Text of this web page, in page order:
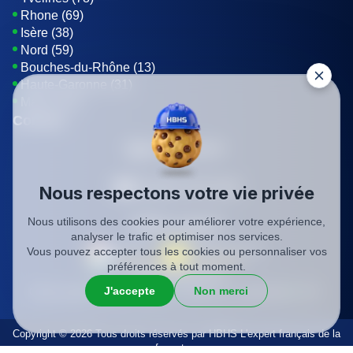
Rhone (69)
Isère (38)
Nord (59)
Bouches-du-Rhône (13)
Haute-Garonne (31)
Contact
01 85 42 08 07
Envoyer un E-mail
Être rappelé
SIREN: 819116823
Charte qualité Mentions légales Politique de confidentialité
Copyright © 2026 Tous droits réservés par HBHS L'expert français de la
fermeture
Nous respectons votre vie privée
Nous utilisons des cookies pour améliorer votre expérience,
analyser le trafic et optimiser nos services.
Vous pouvez accepter tous les cookies ou personnaliser vos
préférences à tout moment.
J'accepte
Non merci